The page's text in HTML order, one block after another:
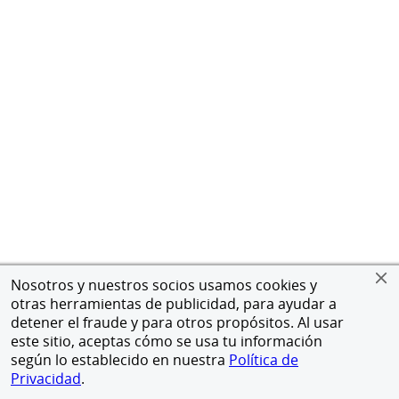
Nosotros y nuestros socios usamos cookies y
otras herramientas de publicidad, para ayudar a
detener el fraude y para otros propósitos. Al usar
este sitio, aceptas cómo se usa tu información
según lo establecido en nuestra Política de
Privacidad.